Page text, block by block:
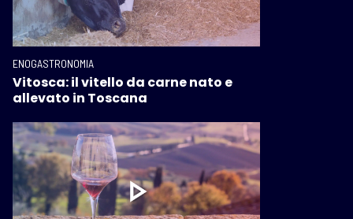
ENOGASTRONOMIA
Vitosca: il vitello da carne nato e
allevato in Toscana